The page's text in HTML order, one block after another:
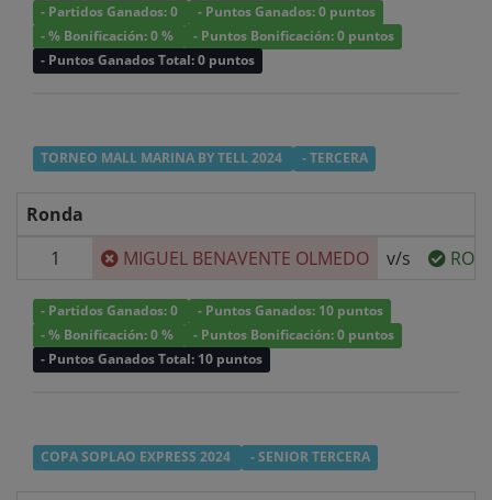
- Partidos Ganados: 0
- Puntos Ganados: 0 puntos
- % Bonificación: 0 %
- Puntos Bonificación: 0 puntos
- Puntos Ganados Total: 0 puntos
TORNEO MALL MARINA BY TELL 2024 - TERCERA
Ronda
1
MIGUEL BENAVENTE OLMEDO v/s
- Partidos Ganados: 0
- Puntos Ganados: 10 puntos
- % Bonificación: 0 %
- Puntos Bonificación: 0 puntos
- Puntos Ganados Total: 10 puntos
COPA SOPLAO EXPRESS 2024 - SENIOR TERCERA